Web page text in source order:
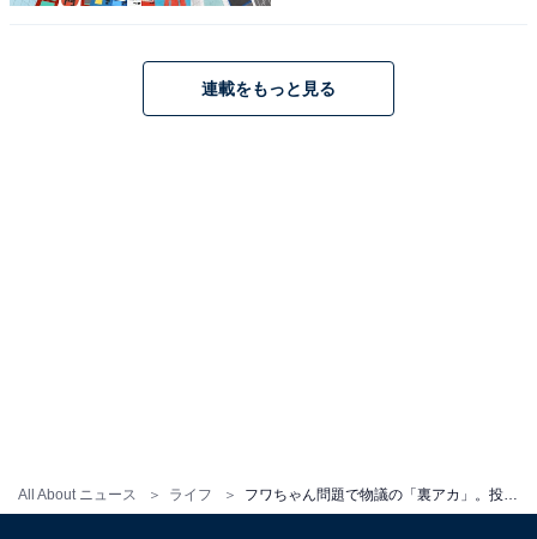
All About ニュース ライフ
こともあるというが、会う気は一切ないという。裏アカ
はあくまで承認欲求を満たすためのツールなのだ。
連載をもっと見る